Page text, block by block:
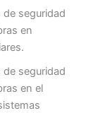
seguridad
en
seguridad
en el